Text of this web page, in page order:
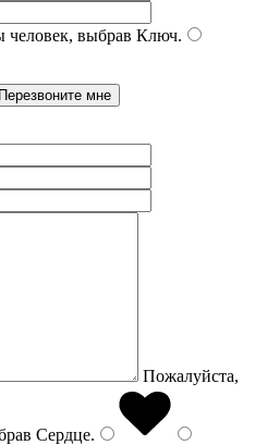
человек, выбрав Ключ.
Пожалуйста,
Сердце.